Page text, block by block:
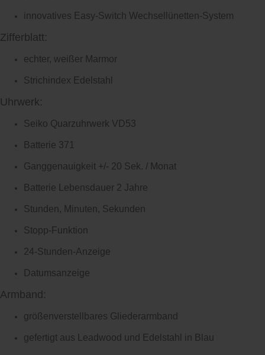
innovatives Easy-Switch Wechsellünetten-System
Zifferblatt:
echter, weißer Marmor
Strichindex Edelstahl
Uhrwerk:
Seiko Quarzuhrwerk VD53
Batterie 371
Ganggenauigkeit +/- 20 Sek. / Monat
Batterie Lebensdauer 2 Jahre
Stunden, Minuten, Sekunden
Stopp-Funktion
24-Stunden-Anzeige
Datumsanzeige
Armband:
größenverstellbares Gliederarmband
gefertigt aus Leadwood und Edelstahl in Blau